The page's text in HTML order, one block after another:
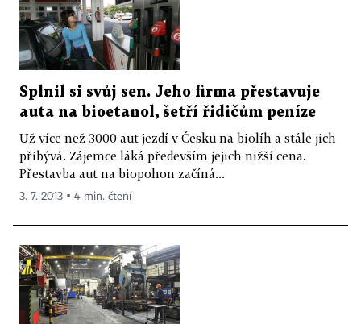
Splnil si svůj sen. Jeho firma přestavuje
auta na bioetanol, šetří řidičům peníze
Už více než 3000 aut jezdí v Česku na biolíh a stále jich
přibývá. Zájemce láká především jejich nižší cena.
Přestavba aut na biopohon začíná...
3. 7. 2013 ▪ 4 min. čtení